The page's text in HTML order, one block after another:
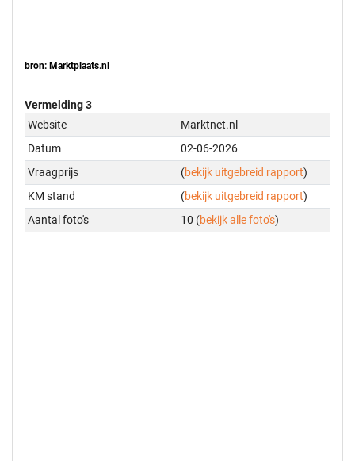
bron: Marktplaats.nl
Vermelding 3
Website
Marktnet.nl
Datum
02-06-2026
Vraagprijs
(bekijk uitgebreid rapport)
KM stand
(bekijk uitgebreid rapport)
Aantal foto's
10 (bekijk alle foto's)